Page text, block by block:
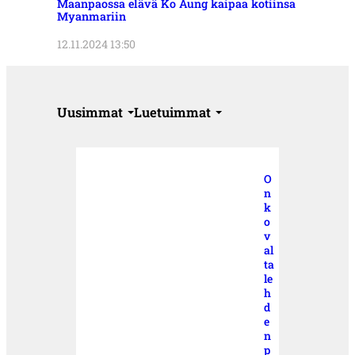
Maanpaossa elävä Ko Aung kaipaa kotiinsa
Myanmariin
12.11.2024 13:50
Uusimmat Luetuimmat
O
n
k
o
v
al
ta
le
h
d
e
n
p